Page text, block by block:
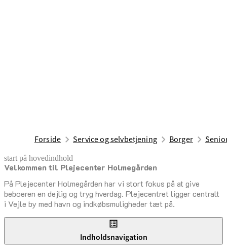
Forside Service og selvbetjening Borger
start på hovedindhold
Velkommen til Plejecenter Holmegården
På Plejecenter Holmegården har vi stort fokus på at give
beboeren en dejlig og tryg hverdag. Plejecentret ligger centralt
i Vejle by med havn og indkøbsmuligheder tæt på.
senest opdateret 16. juni 2026
Indholdsnavigation